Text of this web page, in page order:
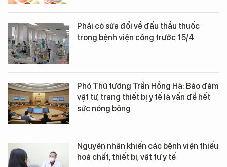
Phải có sửa đổi về đấu thầu thuốc
trong bệnh viện công trước 15/4
Phó Thủ tướng Trần Hồng Hà: Bảo đảm
vật tư, trang thiết bị y tế là vấn đề hết
sức nóng bỏng
Nguyên nhân khiến các bệnh viện thiếu
hoá chất, thiết bị, vật tư y tế